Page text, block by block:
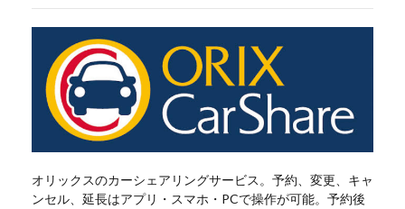
オリックスのカーシェアリングサービス。予約、変更、キャ
ンセル、延長はアプリ・スマホ・PCで操作が可能。予約後